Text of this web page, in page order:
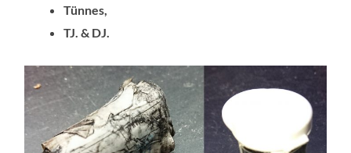
Tünnes,
TJ. & DJ.